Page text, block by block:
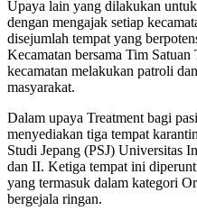
Upaya lain yang dilakukan
dengan mengajak setiap
disejumlah tempat yang
Kecamatan bersama Tim
kecamatan melakukan patroli
masyarakat.
Dalam upaya Treatment bagi
menyediakan tiga tempat
Studi Jepang (PSJ) Universitas
dan II. Ketiga tempat ini
yang termasuk dalam kategori
bergejala ringan.